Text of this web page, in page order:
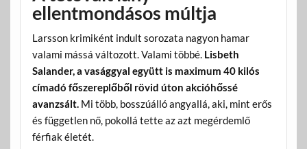
ellentmondásos múltja
Larsson krimiként indult sorozata nagyon hamar
valami mássá változott. Valami többé. Lisbeth
Salander, a vasággyal együtt is maximum 40 kilós
címadó főszereplőből rövid úton akcióhőssé
avanzsált. Mi több, bosszúálló angyallá, aki, mint erős
és független nő, pokollá tette az azt megérdemlő
férfiak életét.